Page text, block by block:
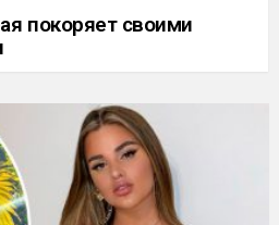
покоряет своими